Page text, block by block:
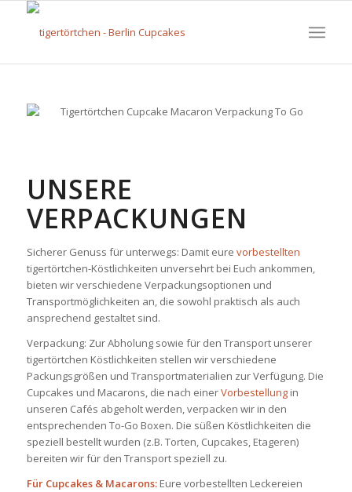
UNSERE
VERPACKUNGEN
Sicherer Genuss für unterwegs: Damit eure vorbestellten
tigertörtchen-Köstlichkeiten unversehrt bei Euch ankommen,
bieten wir verschiedene Verpackungsoptionen und
Transportmöglichkeiten an, die sowohl praktisch als auch
ansprechend gestaltet sind.
Verpackung: Zur Abholung sowie für den Transport unserer
tigertörtchen Köstlichkeiten stellen wir verschiedene
Packungsgrößen und Transportmaterialien zur Verfügung. Die
Cupcakes und Macarons, die nach einerVorbestellungin
unseren Cafés abgeholt werden, verpacken wir in den
entsprechenden To-Go Boxen. Die süßen Köstlichkeiten die
speziell bestellt wurden (z.B. Torten, Cupcakes, Etageren)
bereiten wir für den Transport speziell zu.
Für Cupcakes & Macarons:Eure vorbestellten Leckereien